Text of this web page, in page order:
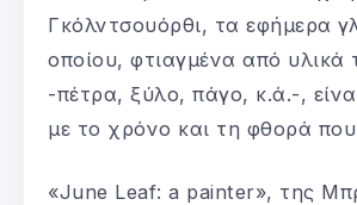
Γκόλντσουόρθι, τα εφήμερα
οποίου, φτιαγμένα από υλικά
-πέτρα, ξύλο, πάγο, κ.ά.-,
με το χρόνο και τη φθορά που
«June Leaf: a painter», της